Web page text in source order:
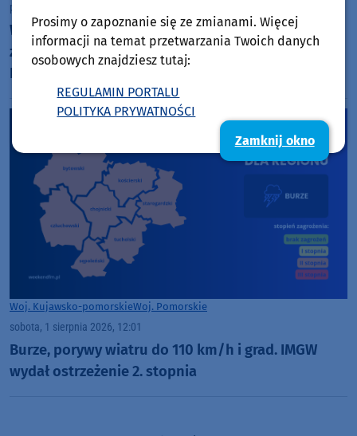
poniedziałek, 3 sierpnia 2026, 08:37
W weekend część ulicy Świeckiej w Tucholi
zamieniła się w przedwojenny plan filmowy (FOTO,
ROZMOWA)
Woj. Kujawsko-pomorskieWoj. Pomorskie
sobota, 1 sierpnia 2026, 12:01
Burze, porywy wiatru do 110 km/h i grad. IMGW
wydał ostrzeżenie 2. stopnia
Prosimy o zapoznanie się ze zmianami. Więcej
informacji na temat przetwarzania Twoich danych
osobowych znajdziesz tutaj:
REGULAMIN PORTALU
POLITYKA PRYWATNOŚCI
Zamknij okno